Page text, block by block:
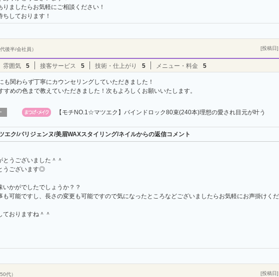
ましたらお気軽にご相談ください！
しております！
後半/会社員） [投稿日
雰囲気 5 接客サービス 5 技術・仕上がり 5 メニュー・料金 5
も関わらず丁寧にカウンセリングしていただきました！
すめの色まで教えていただきました！次もよろしくお願いいたします。
【モチNO.1☆マツエク】バインドロック80束(240本)理想の愛され目元が叶う
エク/パリジェンヌ/美眉WAXスタイリング/ネイルからの返信コメント
とうございました＾＾
うございます◎
いかがでしたでしょうか？？
も可能ですし、長さの変更も可能ですので気になったところなどございましたらお気軽にお声掛けく
ておりますね＾＾
代） [投稿日